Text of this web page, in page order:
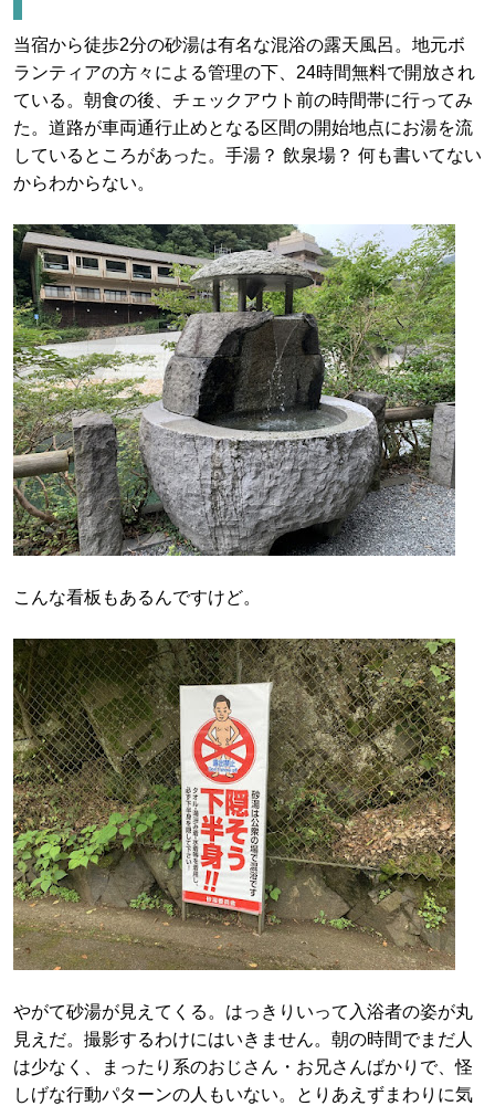
当宿から徒歩2分の砂湯は有名な混浴の露天風呂。地元ボ
ランティアの方々による管理の下、24時間無料で開放され
ている。朝食の後、チェックアウト前の時間帯に行ってみ
た。道路が車両通行止めとなる区間の開始地点にお湯を流
しているところがあった。手湯？ 飲泉場？ 何も書いてない
からわからない。
こんな看板もあるんですけど。
やがて砂湯が見えてくる。はっきりいって入浴者の姿が丸
見えだ。撮影するわけにはいきません。朝の時間でまだ人
は少なく、まったり系のおじさん・お兄さんばかりで、怪
しげな行動パターンの人もいない。とりあえずまわりに気